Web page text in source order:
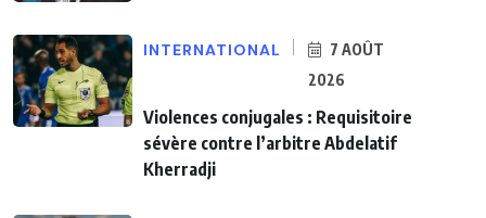
INTERNATIONAL
7 AOÛT
2026
Violences conjugales : Requisitoire
sévère contre l’arbitre Abdelatif
Kherradji